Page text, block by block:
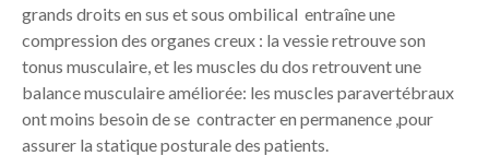
grands droits en sus et sous ombilical entraîne une
compression des organes creux : la vessie retrouve son
tonus musculaire, et les muscles du dos retrouvent une
balance musculaire améliorée: les muscles paravertébraux
ont moins besoin de se contracter en permanence ,pour
assurer la statique posturale des patients.